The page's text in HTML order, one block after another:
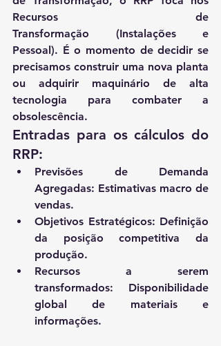
Recursos de
Transformação (Instalações e
Pessoal). É o momento de decidir se
precisamos construir uma nova planta
ou adquirir maquinário de alta
tecnologia para combater a
obsolescência.
Entradas para os cálculos do
RRP:
Previsões de Demanda
Agregadas: Estimativas macro de
vendas.
Objetivos Estratégicos: Definição
da posição competitiva da
produção.
Recursos a serem
transformados: Disponibilidade
global de materiais e
informações.